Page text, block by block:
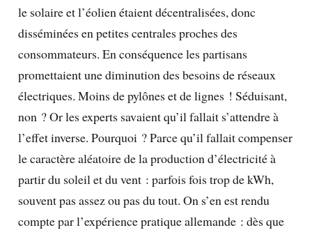
le solaire et l’éolien étaient décentralisées, donc
disséminées en petites centrales proches des
consommateurs. En conséquence les partisans
promettaient une diminution des besoins de réseaux
électriques. Moins de pylônes et de lignes ! Séduisant,
non ? Or les experts savaient qu’il fallait s’attendre à
l’effet inverse. Pourquoi ? Parce qu’il fallait compenser
le caractère aléatoire de la production d’électricité à
partir du soleil et du vent : parfois fois trop de kWh,
souvent pas assez ou pas du tout. On s’en est rendu
compte par l’expérience pratique allemande : dès que